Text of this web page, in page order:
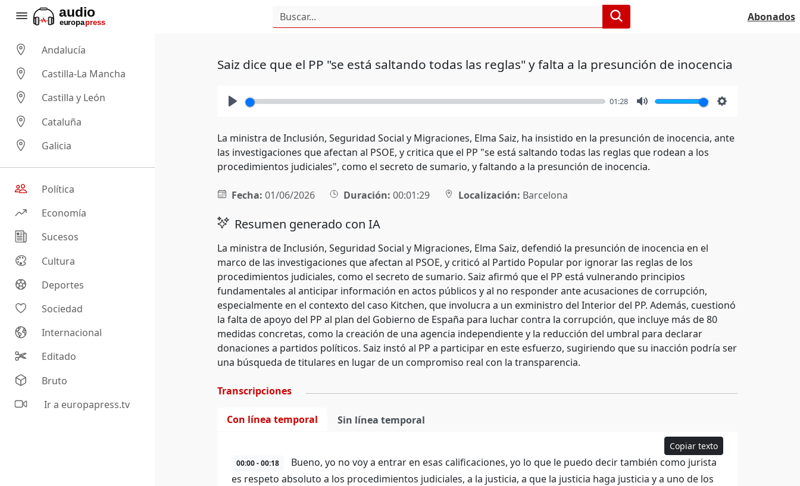
Abonados
Andalucía
Castilla-La Mancha
Castilla y León
Cataluña
Galicia
Política
Economía
Sucesos
Cultura
Deportes
Sociedad
Internacional
Editado
Bruto
Ir a europapress.tv
Saiz dice que el PP "se está saltando todas las reglas" y falta a la presunción de inocencia
01:28
La ministra de Inclusión, Seguridad Social y Migraciones, Elma Saiz, ha insistido en la presunción de inocencia, ante
las investigaciones que afectan al PSOE, y critica que el PP "se está saltando todas las reglas que rodean a los
procedimientos judiciales", como el secreto de sumario, y faltando a la presunción de inocencia.
Fecha: 01/06/2026 Duración: 00:01:29 Localización: Barcelona
Resumen generado con IA
La ministra de Inclusión, Seguridad Social y Migraciones, Elma Saiz, defendió la presunción de inocencia en el
marco de las investigaciones que afectan al PSOE, y criticó al Partido Popular por ignorar las reglas de los
procedimientos judiciales, como el secreto de sumario. Saiz afirmó que el PP está vulnerando principios
fundamentales al anticipar información en actos públicos y al no responder ante acusaciones de corrupción,
especialmente en el contexto del caso Kitchen, que involucra a un exministro del Interior del PP. Además, cuestionó
la falta de apoyo del PP al plan del Gobierno de España para luchar contra la corrupción, que incluye más de 80
medidas concretas, como la creación de una agencia independiente y la reducción del umbral para declarar
donaciones a partidos políticos. Saiz instó al PP a participar en este esfuerzo, sugiriendo que su inacción podría ser
una búsqueda de titulares en lugar de un compromiso real con la transparencia.
Transcripciones
Con línea temporal Sin línea temporal
Copiar texto
00:00 - 00:18
Bueno, yo no voy a entrar en esas calificaciones, yo lo que le puedo decir también como jurista
es respeto absoluto a los procedimientos judiciales, a la justicia, a que la justicia haga justicia y a uno de los